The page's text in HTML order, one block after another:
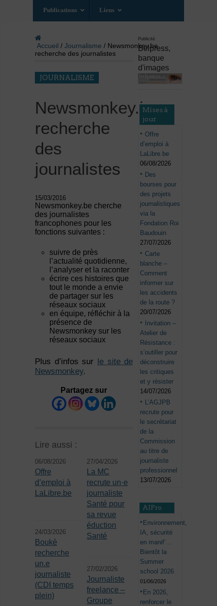
Publications Liens
Accueil / Journalisme / Newsmonkey.be
recherche des journalistes
JOURNALISME
Newsmonkey.be
recherche
des
journalistes
15/03/2016
Newsmonkey.be cherche
des journalistes
francophones pour les
fonctions suivantes :
suivre de près
l’actualité quotidienne,
l’analyser et la raconter
écrire ces histoires que
tout le monde a envie
de partager sur les
réseaux sociaux
en équipe, réfléchir à la
présence de
Newsmonkey sur les
réseaux sociaux
Plus d’infos sur le site de
Newsmonkey.
Partagez sur
Lire aussi :
06/08/2026
Offre
d’emploi à
LaLibre.be
27/04/2026
La MC
recrute un·e
journaliste
Santé pour
sa revue
éduction
Santé
24/03/2026
Boukè
recherche
un.e
journaliste
(CDI temps
plein)
27/02/2026
Journaliste
freelance –
Groupe
Publicité
Belpress,
banque
d'images
Mises à
jour
Offre
d’emploi à
LaLibre.be
06/08/2026
Des
bourses pour
des projets
journalistiques
via la
Fondation Roi
Baudouin
27/07/2026
Carte
blanche –
Comment
informer sur
les accidents
de la route ?
20/07/2026
Invitation –
Atelier de
Résistance :
s’outiller pour
déconstruire
les critiques
et y résister
14/07/2026
L’AGJPB
recrute pour
le secrétariat
de la
Commission
au titre de
journaliste
professionnel
13/07/2026
AJPro
Environnement,
IA, sécurité
en manif’…
Bientôt la
Summer
school 2026
01/06/2026
En 2026,
renforcer le